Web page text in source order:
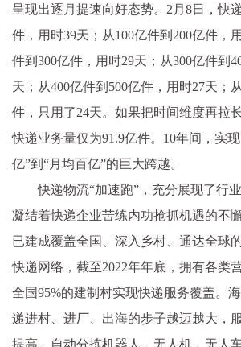
呈现出逐月提速向好态势。2月8日，快
件，用时39天；从100亿件到200亿件，
件到300亿件，用时29天；从300亿件到
天；从400亿件到500亿件，用时27天；
件，只用了24天。如果把时间维度再拉
快递业务量仅为91.9亿件。10年间，实
亿”到“月均百亿”的巨大跨越。
快递物流“加速跑”，充分展现了行
凝结着快递企业苦练内功抢抓机遇的不
已建成覆盖全国、深入乡村、通达全球
快递网络，截至2022年年底，拥有各类
全国95%的建制村实现快递服务覆盖。
递进村、进厂、出海的步子越迈越大，
提高。自动分拣机器人、无人机、无人